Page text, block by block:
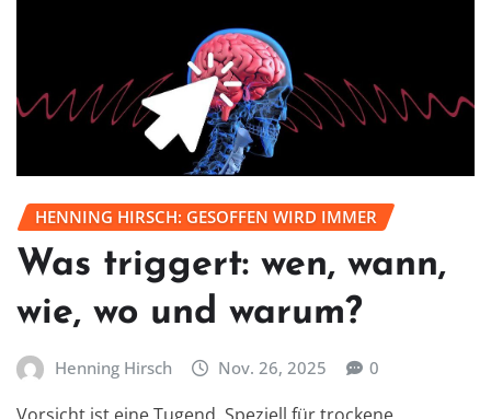
HENNING HIRSCH: GESOFFEN WIRD IMMER
Was triggert: wen, wann,
wie, wo und warum?
Henning Hirsch Nov. 26, 2025 0